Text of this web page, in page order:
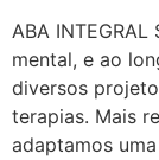
ABA
mental, e ao
diversos
terapias. Mais
adaptamos